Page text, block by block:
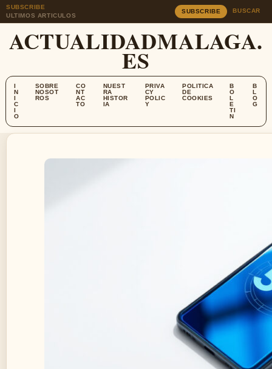
SUBSCRIBE
ULTIMOS ARTICULOS
SUBSCRIBE BUSCAR
ACTUALIDADMALAGA.
ES
I
N
I
C
I
O
SOBRE
NOSOT
ROS
CO
NT
AC
TO
NUEST
RA
HISTOR
IA
PRIVA
CY
POLIC
Y
POLITICA
DE
COOKIES
B
O
L
E
TI
N
B
L
O
G